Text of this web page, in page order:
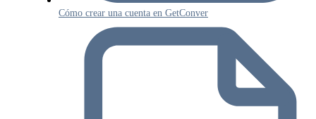
Cómo crear una cuenta en GetConver